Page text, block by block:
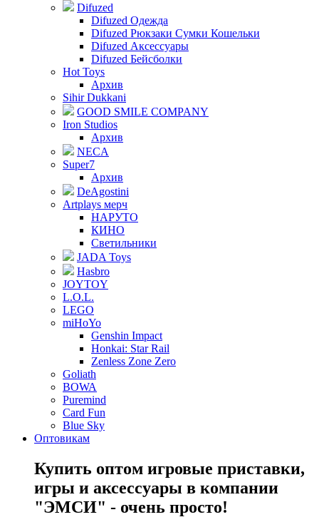
Difuzed
Difuzed Одежда
Difuzed Рюкзаки Сумки Кошельки
Difuzed Аксессуары
Difuzed Бейсболки
Hot Toys
Архив
Sihir Dukkani
GOOD SMILE COMPANY
Iron Studios
Архив
NECA
Super7
Архив
DeAgostini
Artplays мерч
НАРУТО
КИНО
Светильники
JADA Toys
Hasbro
JOYTOY
L.O.L.
LEGO
miHoYo
Genshin Impact
Honkai: Star Rail
Zenless Zone Zero
Goliath
BOWA
Puremind
Card Fun
Blue Sky
Оптовикам
Купить оптом игровые приставки,
игры и аксессуары в компании
"ЭМСИ" - очень просто!